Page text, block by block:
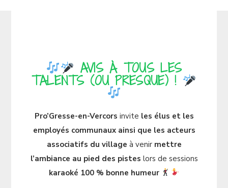
AVIS À TOUS LES
TALENTS (OU PRESQUE) !
Pro’Gresse-en-Vercors invite les élus et les
employés communaux ainsi que les acteurs
associatifs du village à venir mettre
l’ambiance au pied des pistes lors de sessions
karaoké 100 % bonne humeur